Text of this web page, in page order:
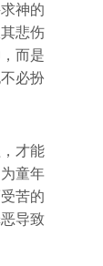
神的
悲伤
而是
必扮
才能
童年
苦的
导致